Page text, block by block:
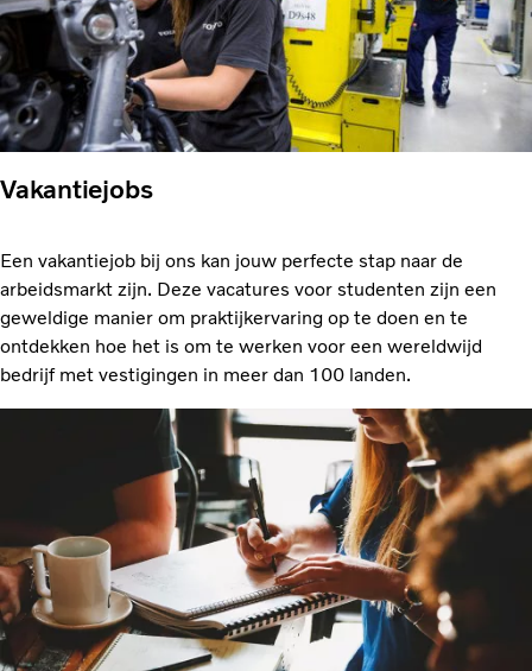
Vakantiejobs
Een vakantiejob bij ons kan jouw perfecte stap naar de
arbeidsmarkt zijn. Deze vacatures voor studenten zijn een
geweldige manier om praktijkervaring op te doen en te
ontdekken hoe het is om te werken voor een wereldwijd
bedrijf met vestigingen in meer dan 100 landen.